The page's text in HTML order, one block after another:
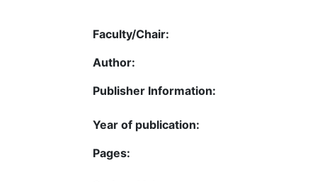
Faculty/Chair:
Author:
Publisher Information:
Year of publication:
Pages: